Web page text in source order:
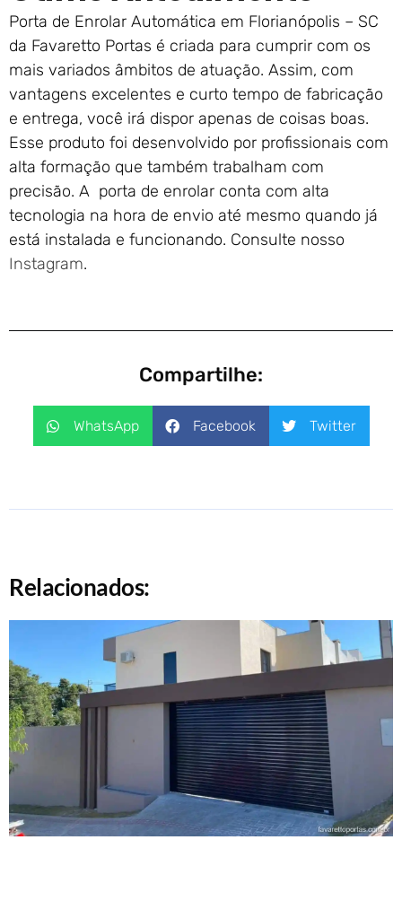
Porta de Enrolar Automática em Florianópolis – SC
da Favaretto Portas é criada para cumprir com os
mais variados âmbitos de atuação. Assim, com
vantagens excelentes e curto tempo de fabricação
e entrega, você irá dispor apenas de coisas boas.
Esse produto foi desenvolvido por profissionais com
alta formação que também trabalham com
precisão. A porta de enrolar conta com alta
tecnologia na hora de envio até mesmo quando já
está instalada e funcionando. Consulte nosso
Instagram.
Compartilhe:
WhatsApp Facebook Twitter
Relacionados: